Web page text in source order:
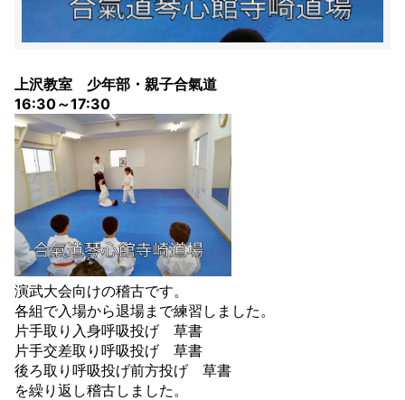
上沢教室 少年部・親子合氣道
16:30～17:30
演武大会向けの稽古です。
各組で入場から退場まで練習しました。
片手取り入身呼吸投げ 草書
片手交差取り呼吸投げ 草書
後ろ取り呼吸投げ前方投げ 草書
を繰り返し稽古しました。